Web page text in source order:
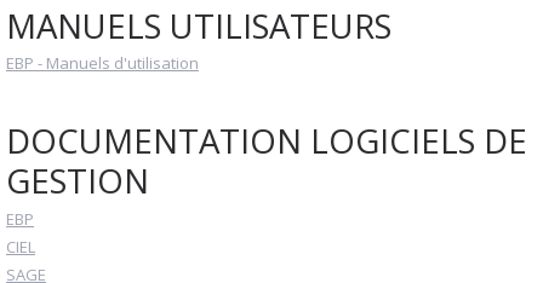
MANUELS UTILISATEURS
EBP - Manuels d'utilisation
DOCUMENTATION LOGICIELS DE
GESTION
EBP
CIEL
SAGE